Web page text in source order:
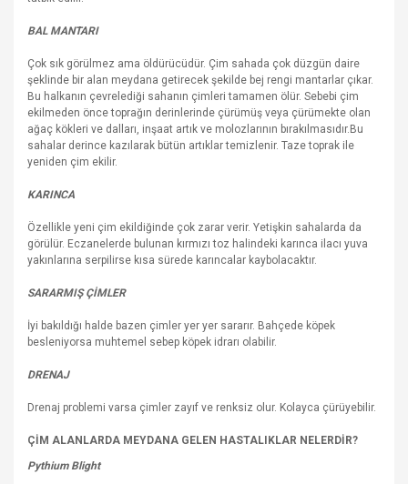
BAL MANTARI
Çok sık görülmez ama öldürücüdür. Çim sahada çok düzgün daire
şeklinde bir alan meydana getirecek şekilde bej rengi mantarlar çıkar.
Bu halkanın çevrelediği sahanın çimleri tamamen ölür. Sebebi çim
ekilmeden önce toprağın derinlerinde çürümüş veya çürümekte olan
ağaç kökleri ve dalları, inşaat artık ve molozlarının bırakılmasıdır.Bu
sahalar derince kazılarak bütün artıklar temizlenir. Taze toprak ile
yeniden çim ekilir.
KARINCA
Özellikle yeni çim ekildiğinde çok zarar verir. Yetişkin sahalarda da
görülür. Eczanelerde bulunan kırmızı toz halindeki karınca ilacı yuva
yakınlarına serpilirse kısa sürede karıncalar kaybolacaktır.
SARARMIŞ ÇİMLER
İyi bakıldığı halde bazen çimler yer yer sararır. Bahçede köpek
besleniyorsa muhtemel sebep köpek idrarı olabilir.
DRENAJ
Drenaj problemi varsa çimler zayıf ve renksiz olur. Kolayca çürüyebilir.
ÇİM ALANLARDA MEYDANA GELEN HASTALIKLAR NELERDİR?
Pythium Blight